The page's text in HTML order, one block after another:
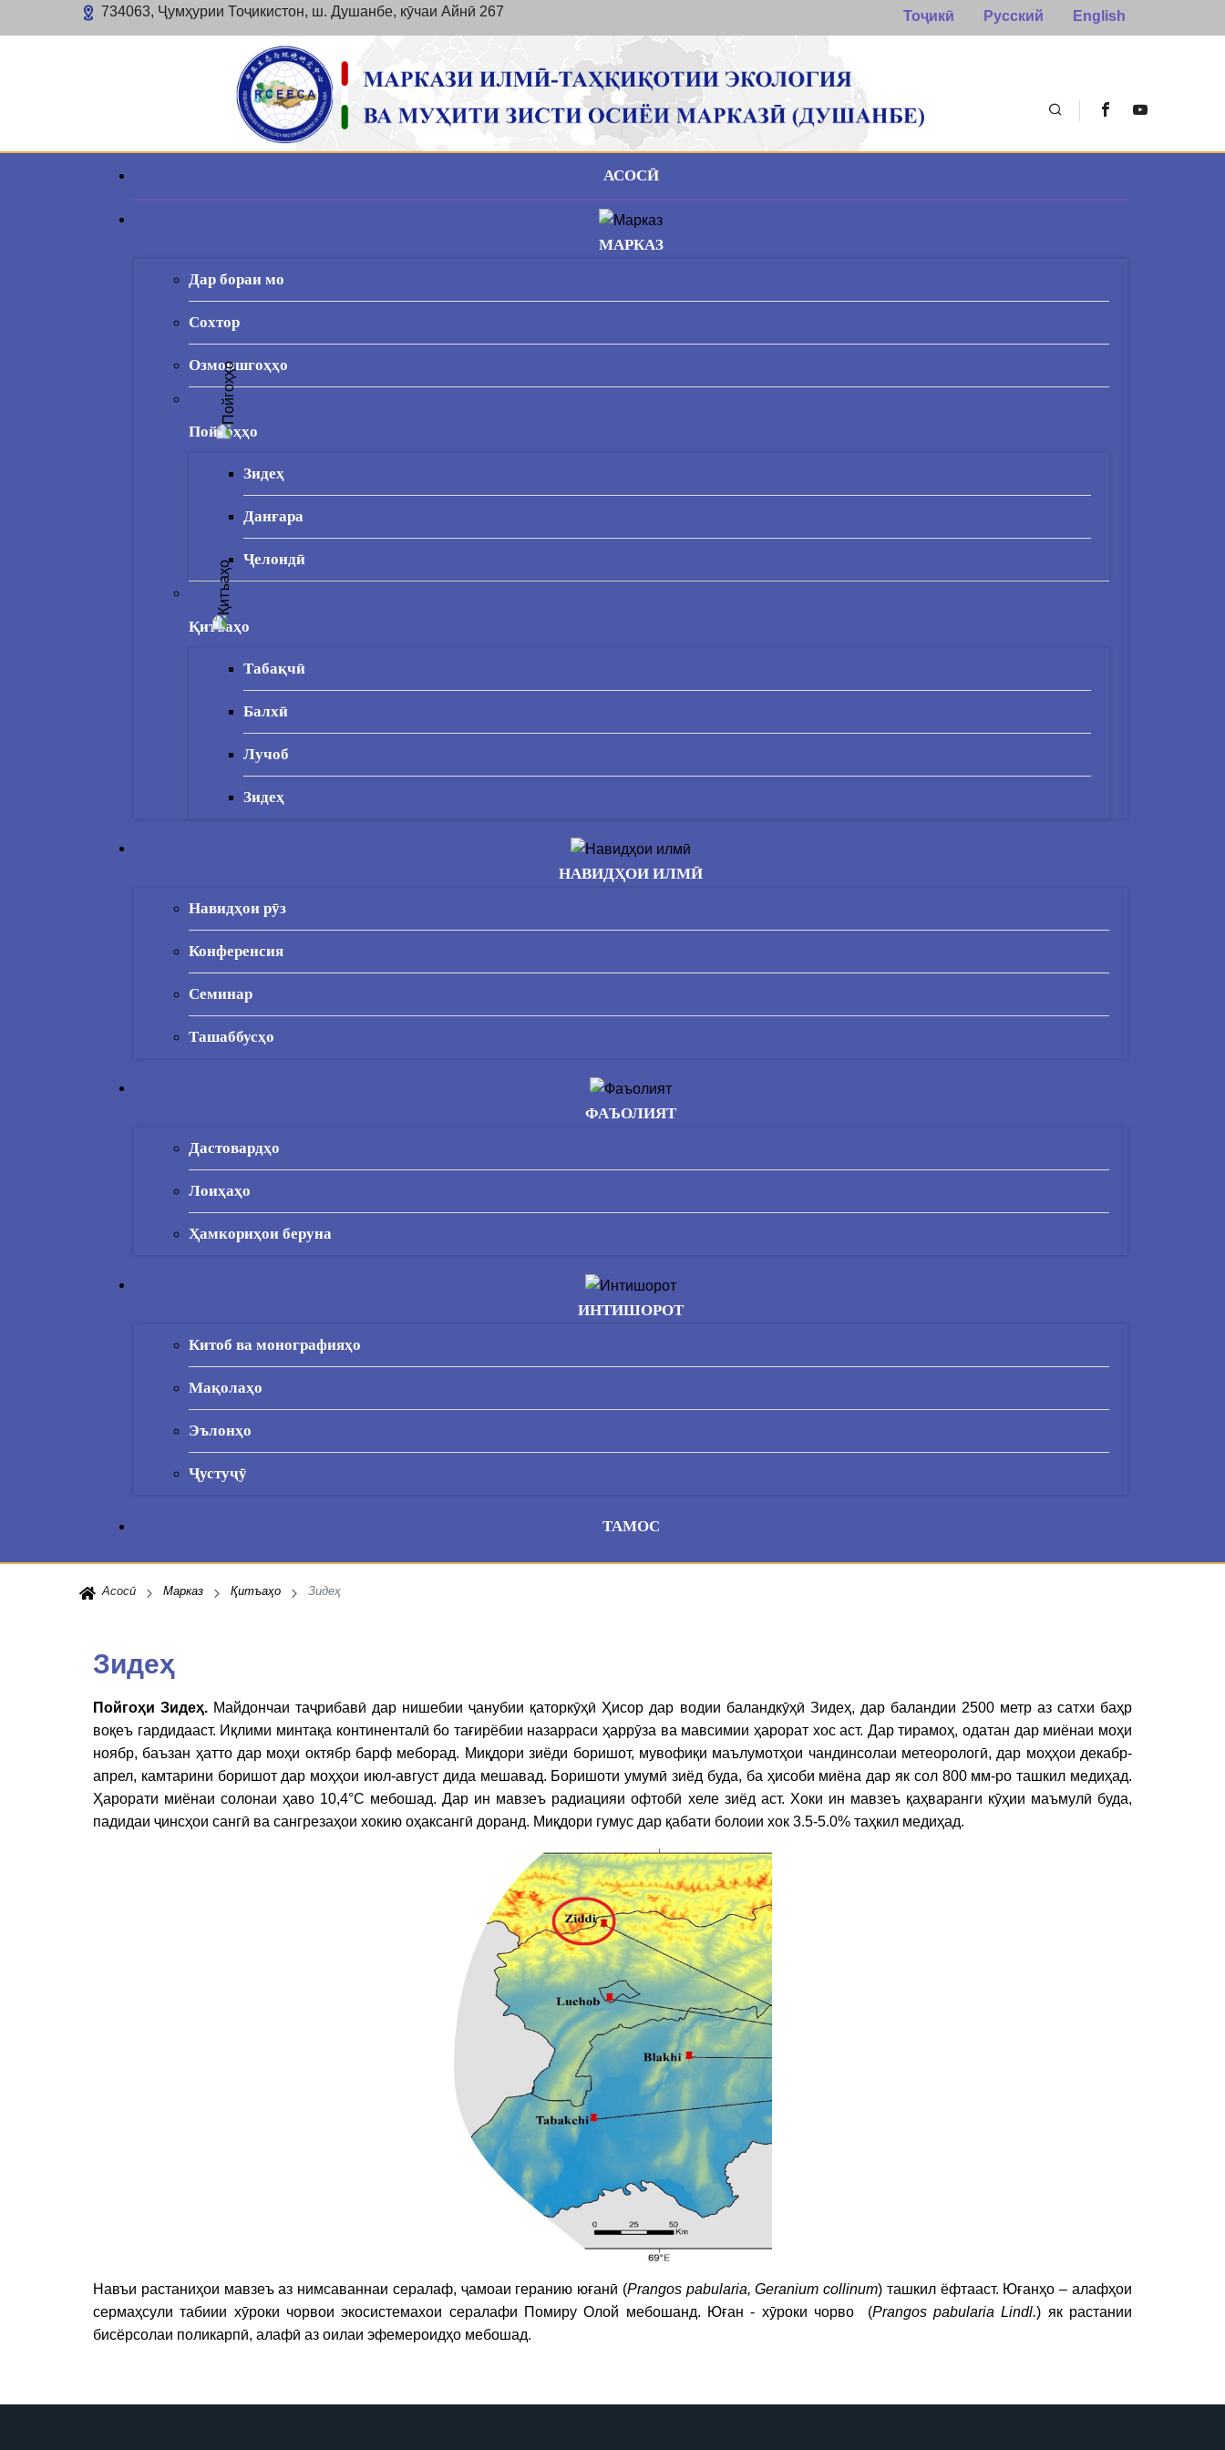
734063, Ҷумҳурии Тоҷикистон, ш. Душанбе, кӯчаи Айнӣ 267 Тоҷикӣ Русский English
Поиск
АСОСӢ
МАРКАЗ
Дар бораи мо
Сохтор
Озмоишгоҳҳо
Пойгоҳҳо
Зидеҳ
Данғара
Ҷелондӣ
Қитъаҳо
Табақчӣ
Балхӣ
Лучоб
Зидеҳ
НАВИДҲОИ ИЛМӢ
Навидҳои рӯз
Конференсия
Семинар
Ташаббусҳо
ФАЪОЛИЯТ
Дастовардҳо
Лоиҳаҳо
Ҳамкориҳои беруна
ИНТИШОРОТ
Китоб ва монографияҳо
Мақолаҳо
Эълонҳо
Ҷустуҷӯ
ТАМОС
Асосӣ Марказ Қитъаҳо Зидеҳ
Зидеҳ
Пойгоҳи Зидеҳ. Майдончаи таҷрибавӣ дар нишебии ҷанубии қаторкӯҳӣ Ҳисор дар водии баландкӯҳӣ Зидеҳ, дар баландии 2500 метр аз сатхи баҳр
воқеъ гардидааст. Иқлими минтақа континенталӣ бо тағирёбии назарраси ҳаррӯза ва мавсимии ҳарорат хос аст. Дар тирамоҳ, одатан дар миёнаи моҳи
ноябр, баъзан ҳатто дар моҳи октябр барф меборад. Миқдори зиёди боришот, мувофиқи маълумотҳои чандинсолаи метеорологӣ, дар моҳҳои декабр-
апрел, камтарини боришот дар моҳҳои июл-август дида мешавад. Боришоти умумӣ зиёд буда, ба ҳисоби миёна дар як сол 800 мм-ро ташкил медиҳад.
Ҳарорати миёнаи солонаи ҳаво 10,4°С мебошад. Дар ин мавзеъ радиацияи офтобӣ хеле зиёд аст. Хоки ин мавзеъ қаҳваранги кӯҳии маъмулӣ буда,
падидаи ҷинсҳои сангӣ ва сангрезаҳои хокию оҳаксангӣ доранд. Миқдори гумус дар қабати болоии хок 3.5-5.0% таҳкил медиҳад.
Навъи растаниҳои мавзеъ аз нимсаваннаи сералаф, ҷамоаи геранию юғанӣ (Prangos pabularia, Geranium collinum) ташкил ёфтааст. Юғанҳо – алафҳои
сермаҳсули табиии хӯроки чорвои экосистемахои сералафи Помиру Олой мебошанд. Юған - хӯроки чорво (Prangos pabulariaLindl.) як растании
бисёрсолаи поликарпӣ, алафӣ аз оилаи эфемероидҳо мебошад.